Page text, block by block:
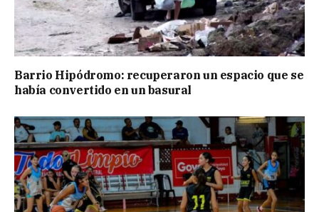
Barrio Hipódromo: recuperaron un espacio que se
había convertido en un basural